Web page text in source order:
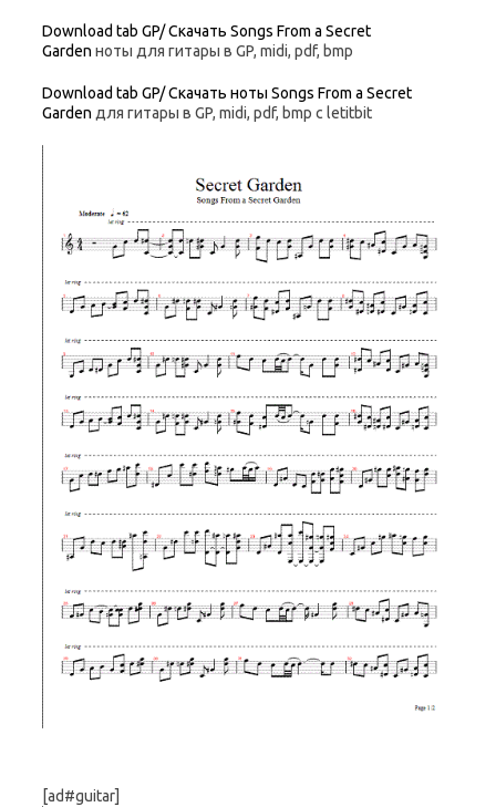
Download tab GP/ Скачать Songs From a Secret
Garden ноты для гитары в GP, midi, pdf, bmp
Download tab GP/ Скачать ноты Songs From a Secret
Garden для гитары в GP, midi, pdf, bmp c letitbit
[ad#guitar]